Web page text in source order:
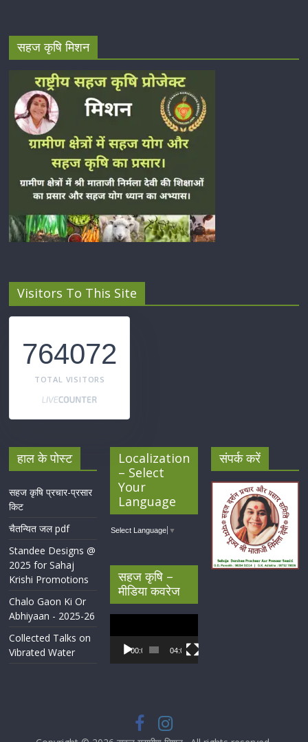
सहज कृषि मिशन
Visitors To This Site
764072
TOTAL VISITORS
हाल के पोस्ट
सहज कृषि प्रचार-प्रसार
किट
चैतन्यित जल pdf
Standee Designs @
2025 for Sahaj
Krishi Promotions
Chalo Gaon Ki Or
Abhiyaan - 2025-26
Collected Talks on
Vibrated Water
Localization
– Select
Your
Language
Select Language ▼
सहज कृषि –
मीडिया कवरेज
Player
00:00 04:07
संपर्क करें